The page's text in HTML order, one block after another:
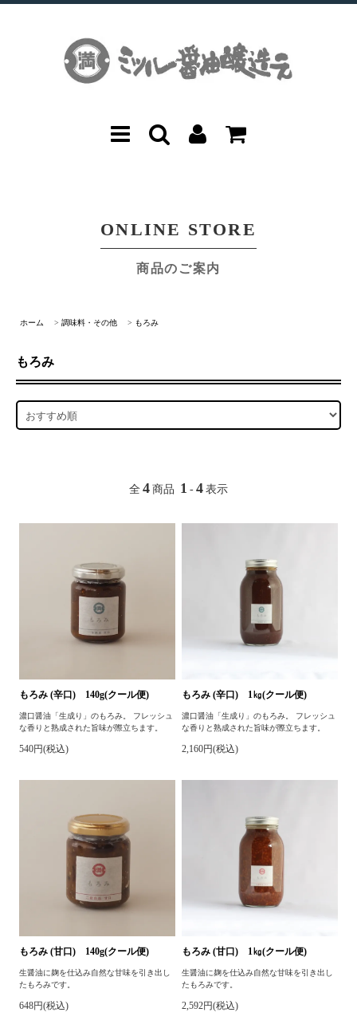
ONLINE STORE
商品のご案内
ホーム > 調味料・その他 > もろみ
もろみ
全 4 商品 1 - 4 表示
もろみ (辛口) 140g(クール便)
濃口醤油「生成り」のもろみ。 フレッシュ
な香りと熟成された旨味が際立ちます。
540円(税込)
もろみ (辛口) 1㎏(クール便)
濃口醤油「生成り」のもろみ。 フレッシュ
な香りと熟成された旨味が際立ちます。
2,160円(税込)
もろみ (甘口) 140g(クール便)
生醤油に麹を仕込み自然な甘味を引き出し
たもろみです。
648円(税込)
もろみ (甘口) 1㎏(クール便)
生醤油に麹を仕込み自然な甘味を引き出し
たもろみです。
2,592円(税込)